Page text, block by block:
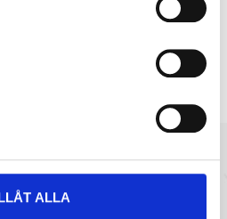
ALLA
also bought